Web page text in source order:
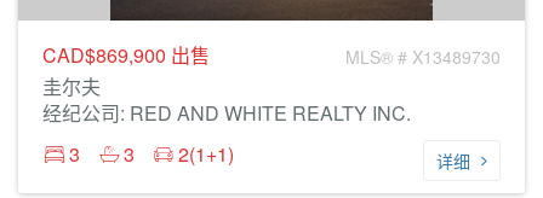
CAD$869,900 出售 MLS® # X13489730
圭尔夫
经纪公司: RED AND WHITE REALTY INC.
3
3 2(1+1) 详细